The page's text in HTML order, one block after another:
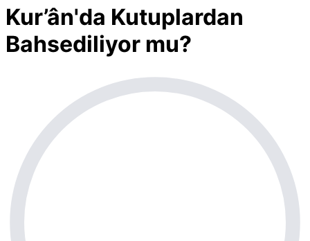
Kur’ân'da Kutuplardan
Bahsediliyor mu?